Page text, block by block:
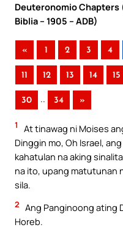
Deuteronomio Chapters
Biblia – 1905 – ADB)
« 1 2 3 4
11 12 13 14 15
30 .. 34 »
1
At tinawag ni Moises
Dinggin mo, Oh Israel,
kahatulan na aking
na ito, upang matutunan
sila.
2 Ang Panginoong ating
Horeb.